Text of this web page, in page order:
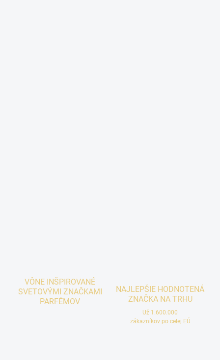
VÔNE INŠPIROVANÉ
SVETOVÝMI ZNAČKAMI
PARFÉMOV
NAJLEPŠIE HODNOTENÁ
ZNAČKA NA TRHU
Už 1.600.000
zákazníkov po celej EÚ